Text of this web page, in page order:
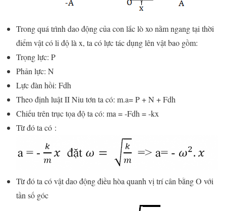
Trong quá trình dao động của con lắc lò xo nằm ngang tại thời
điểm vật có li độ là x, ta có lực tác dụng lên vật bao gồm:
Trọng lực: P
Phản lực: N
Lực đàn hồi: Fdh
Theo định luật II Niu tơn ta có: m.a= P + N + Fdh
Chiếu trên trục tọa độ ta có: ma = -Fdh = -kx
Từ đó ta có :
Từ đó ta có vật dao động điều hòa quanh vị trí cân bằng O với
tần số góc